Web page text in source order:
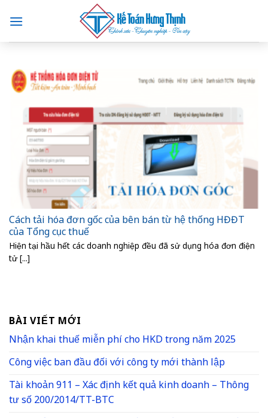
content
Cách tải hóa đơn gốc của bên bán từ hệ thống HĐĐT
của Tổng cục thuế
Hiện tại hầu hết các doanh nghiệp đều đã sử dụng hóa đơn điện
tử [...]
BÀI VIẾT MỚI
Nhận khai thuế miễn phí cho HKD trong năm 2025
Công việc ban đầu đối với công ty mới thành lập
Tài khoản 911 – Xác định kết quả kinh doanh – Thông
tư số 200/2014/TT-BTC